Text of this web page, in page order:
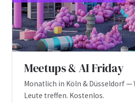
Meetups & AI Friday
Monatlich in Köln & Düsseldorf —
Leute treffen. Kostenlos.